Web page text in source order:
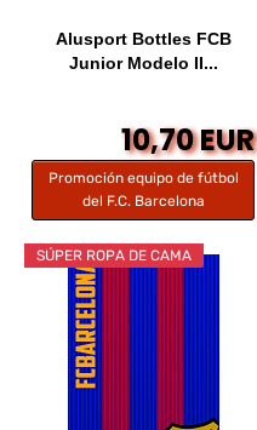
Alusport Bottles FCB
Junior Modelo II...
10,70 EUR
Promoción equipo de fútbol
del F.C. Barcelona
SÚPER ROPA DE CAMA